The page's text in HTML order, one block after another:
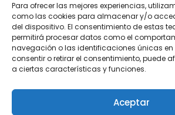
Para ofrecer las mejores experiencias,
como las cookies para almacenar y/o
del dispositivo. El consentimiento de estas
permitirá procesar datos como el
navegación o las identificaciones únicas en
consentir o retirar el consentimiento, puede
a ciertas características y funciones.
Aceptar
Síguenos​
Aviso Legal Política de Privacidad Política